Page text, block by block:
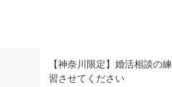
【神奈川限定】婚活相談の練
習させてください